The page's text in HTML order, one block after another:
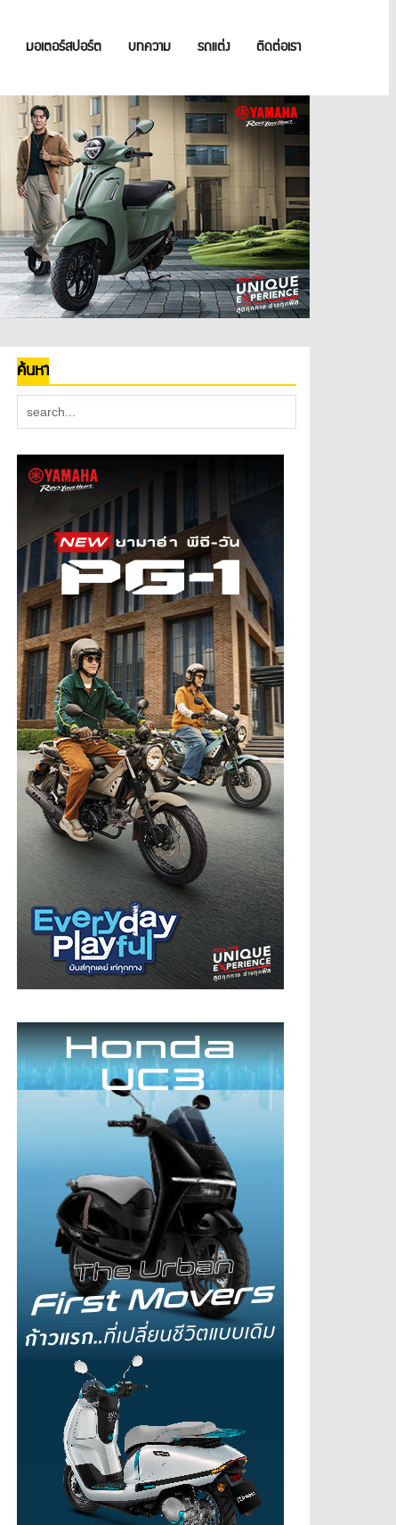
มอเตอร์สปอร์ต บทความ รถแต่ง ติดต่อเรา
ค้นหา